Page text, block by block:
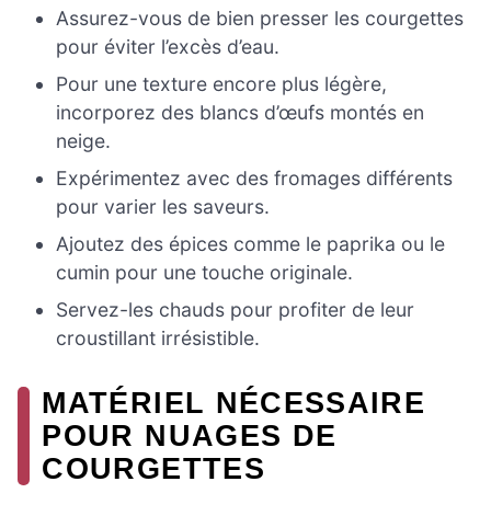
Assurez-vous de bien presser les courgettes
pour éviter l’excès d’eau.
Pour une texture encore plus légère,
incorporez des blancs d’œufs montés en
neige.
Expérimentez avec des fromages différents
pour varier les saveurs.
Ajoutez des épices comme le paprika ou le
cumin pour une touche originale.
Servez-les chauds pour profiter de leur
croustillant irrésistible.
MATÉRIEL NÉCESSAIRE
POUR NUAGES DE
COURGETTES